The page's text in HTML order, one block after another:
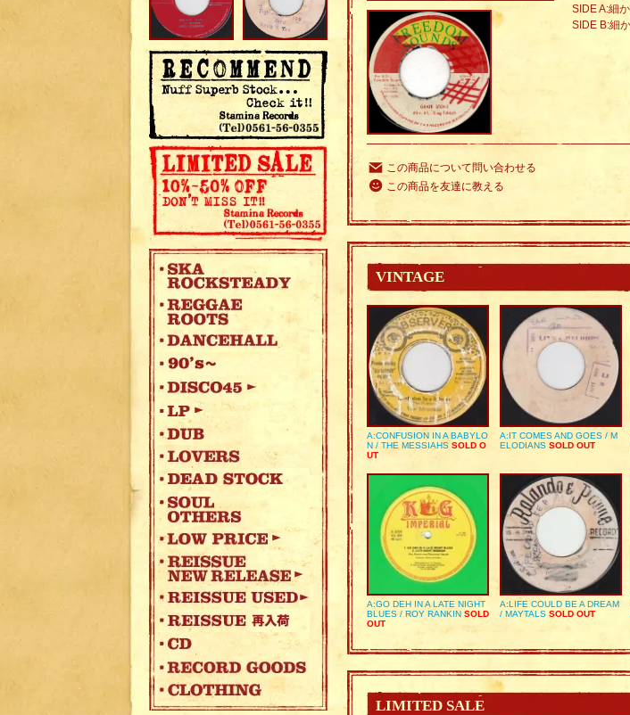
SIDE A:細
SIDE B:細
この商品について問い合わせる
この商品を友達に教える
VINTAGE
A:CONFUSION IN A BABYLO
N / THE MESSIAHS SOLD O
UT
A:IT COMES AND GOES / M
ELODIANS SOLD OUT
A:GO DEH IN A LATE NIGHT
BLUES / ROY RANKIN SOLD
OUT
A:LIFE COULD BE A DREAM
/ MAYTALS SOLD OUT
LIMITED SALE